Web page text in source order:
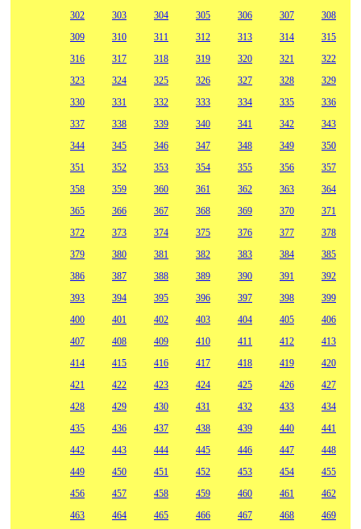
302
303 304 305 306 307
308
309
310 311 312 313 314
315
316
317 318 319 320 321
322
323
324 325 326 327 328
329
330
331 332 333 334 335
336
337
338 339 340 341 342
343
344
345 346 347 348 349
350
351
352 353 354 355 356
357
358
359 360 361 362 363
364
365
366 367 368 369 370
371
372
373 374 375 376 377
378
379
380 381 382 383 384
385
386
387 388 389 390 391
392
393
394 395 396 397 398
399
400
401 402 403 404 405
406
407
408 409 410 411 412
413
414
415 416 417 418 419
420
421
422 423 424 425 426
427
428
429 430 431 432 433
434
435
436 437 438 439 440
441
442
443 444 445 446 447
448
449
450 451 452 453 454
455
456
457 458 459 460 461
462
463
464 465 466 467 468
469